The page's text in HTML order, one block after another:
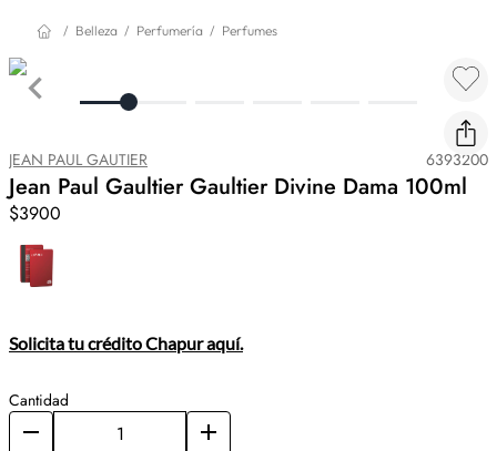
Belleza Perfumería Perfumes
JEAN PAUL GAUTIER 6393200
Jean Paul Gaultier Gaultier Divine Dama 100ml
$3900
Solicita tu crédito Chapur aquí.
Cantidad